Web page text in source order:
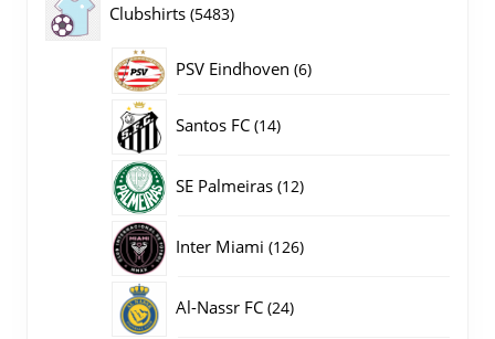
Clubshirts 54835483
producten
PSV Eindhoven 66
Santos FC 1414
SE Palmeiras 1212
Inter Miami 126126
Al-Nassr FC 2424